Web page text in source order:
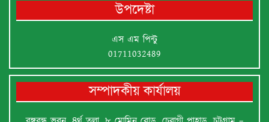
উপদেষ্টা
এস এম পিন্টু
01711032489
সম্পাদকীয় কার্যালয়